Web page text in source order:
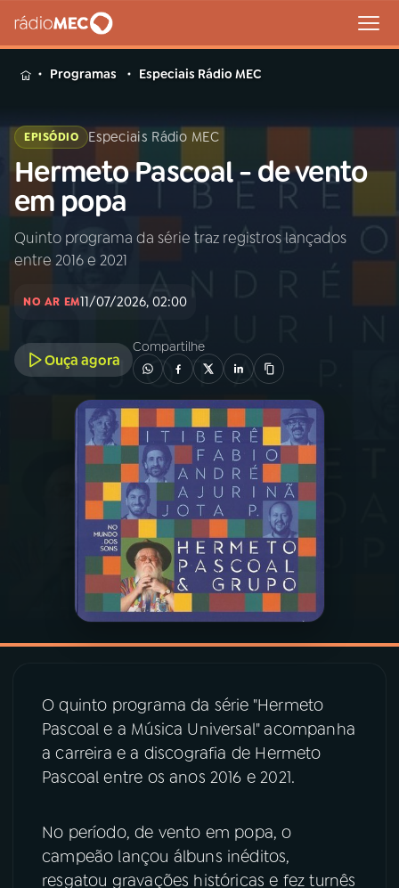
MENU
Buscar
na
Rádio
MEC
Buscar
Início
PROGRAMAÇÃO
PROGRAMAS
PODCASTS
VIDEOCASTS
08PRÊMIO RÁDIO MEC
YouTube Facebook
Instagram X
Programas Especiais Rádio MEC
EPISÓDIO Especiais Rádio MEC
Hermeto Pascoal - de vento
em popa
Quinto programa da série traz registros lançados
entre 2016 e 2021
NO AR EM11/07/2026, 02:00
Ouça agora
Compartilhe
O quinto programa da série "Hermeto
Pascoal e a Música Universal" acompanha
a carreira e a discografia de Hermeto
Pascoal entre os anos 2016 e 2021.
No período, de vento em popa, o
campeão lançou álbuns inéditos,
resgatou gravações históricas e fez turnês